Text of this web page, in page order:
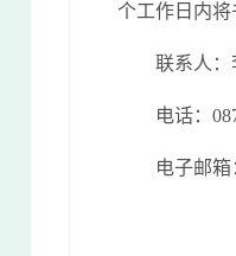
个工作日内
联系人：
电话：
电子邮箱